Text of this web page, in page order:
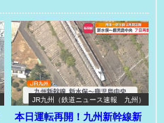
JR九州（鉄道ニュース速報 九州）
本日運転再開！九州新幹線新